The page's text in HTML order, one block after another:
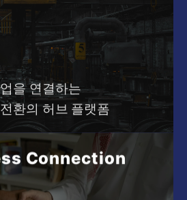
을 연결하는
환의 허브 플랫폼
Connection